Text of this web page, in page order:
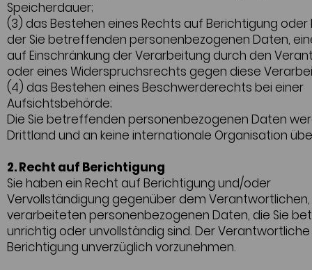
Speicherdauer;
(3) das Bestehen eines Rechts auf Berichtigung oder
der Sie betreffenden personenbezogenen Daten,
auf Einschränkung der Verarbeitung durch den
oder eines Widerspruchsrechts gegen diese
(4) das Bestehen eines Beschwerderechts bei einer
Aufsichtsbehörde;
Die Sie betreffenden personenbezogenen Daten
Drittland und an keine internationale Organisation
2. Recht auf Berichtigung
Sie haben ein Recht auf Berichtigung und/oder
Vervollständigung gegenüber dem
verarbeiteten personenbezogenen Daten, die Sie
unrichtig oder unvollständig sind. Der
Berichtigung unverzüglich vorzunehmen.